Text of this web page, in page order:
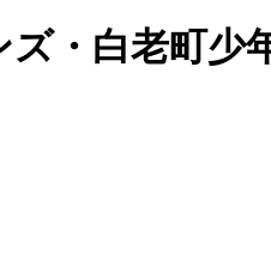
・白老町少